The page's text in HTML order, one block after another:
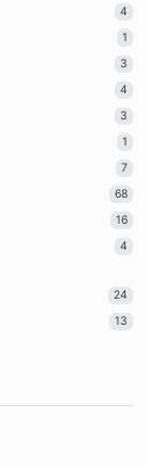
4
1
3
4
3
1
7
68
16
4
24
13